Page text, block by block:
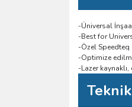
-Üniversal
-Best for
-Özel Speedteq
-Optimize
-Lazer